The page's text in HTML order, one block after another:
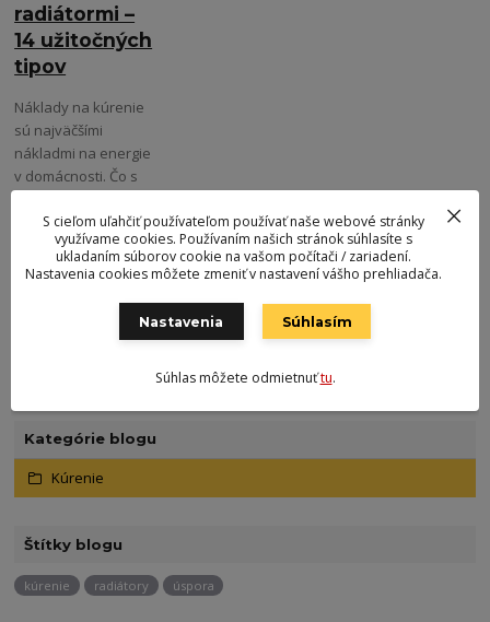
Kategórie blogu
Kúrenie
Štítky blogu
kúrenie radiátory úspora
radiátormi –
14 užitočných
tipov
Náklady na kúrenie
sú najväčšími
nákladmi na energie
v domácnosti. Čo s
robiť a ako ušetriť na
kúrení?
strana z 1
S cieľom uľahčiť používateľom používať naše webové stránky
využívame cookies. Používaním našich stránok súhlasíte s
ukladaním súborov cookie na vašom počítači / zariadení.
Nastavenia cookies môžete zmeniť v nastavení vášho prehliadača.
Nastavenia Súhlasím
Súhlas môžete odmietnuťtu.